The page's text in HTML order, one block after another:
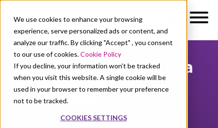
We use cookies to enhance your browsing
experience, serve personalized ads or content, and
analyze our traffic. By clicking "Accept" , you consent
to our use of cookies.Cookie Policy
If you decline, your information won’t be tracked
when you visit this website. A single cookie will be
used in your browser to remember your preference
not to be tracked.
COOKIES SETTINGS
Votre partenaire pour
la
transformation
numérique
dans
l’éducation